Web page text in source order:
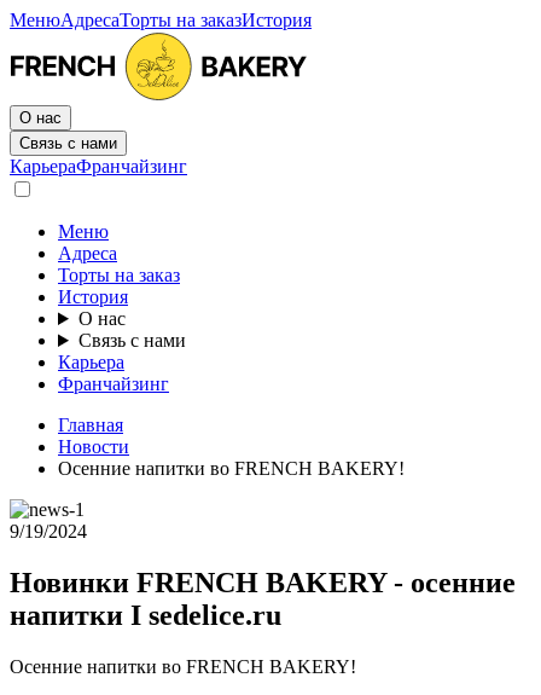
МенюАдресаТорты на заказИстория
О нас
Связь с нами
КарьераФранчайзинг
Меню
Адреса
Торты на заказ
История
О нас
Связь с нами
Карьера
Франчайзинг
Главная
Новости
Осенние напитки во FRENCH BAKERY!
9/19/2024
Новинки FRENCH BAKERY - осенние
напитки I sedelice.ru
Осенние напитки во FRENCH BAKERY!